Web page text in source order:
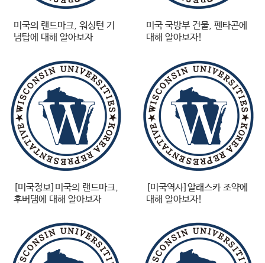
미국의 랜드마크, 워싱턴 기
념탑에 대해 알아보자
미국 국방부 건물, 펜타곤에
대해 알아보자!
[미국정보]미국의 랜드마크,
후버댐에 대해 알아보자
[미국역사]알래스카 조약에
대해 알아보자!